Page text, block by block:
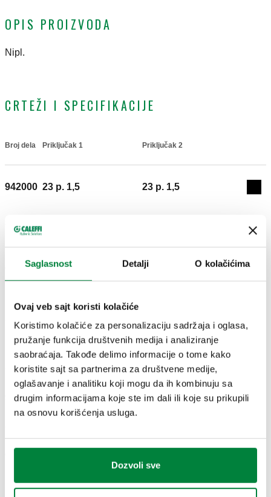
Saglasnost Detalji O kolačićima
Ovaj veb sajt koristi kolačiće
Koristimo kolačiće za personalizaciju sadržaja i oglasa,
pružanje funkcija društvenih medija i analiziranje
saobraćaja. Takođe delimo informacije o tome kako
koristite sajt sa partnerima za društvene medije,
oglašavanje i analitiku koji mogu da ih kombinuju sa
drugim informacijama koje ste im dali ili koje su prikupili
na osnovu korišćenja usluga.
Dozvoli sve
OPIS PROIZVODA
Nipl.
CRTEŽI I SPECIFIKACIJE
Broj dela Priključak 1 Priključak 2
942000 23 p. 1,5 23 p. 1,5
Tekst tendera
CALEFFI, 942000. Nipl. Priključak 1: 23 p. 1,5, Priključak za
spojnice Caleffi.
SCIP code
f322967d-c35a-4f89-89bd-
4bb808c8bc59
Prikaži
Kopiraj
942550
G 3/4" A (ISO 228-1)
M
G 3/4" A (ISO 228-1)
M
G 3/4" A (ISO 228-1)